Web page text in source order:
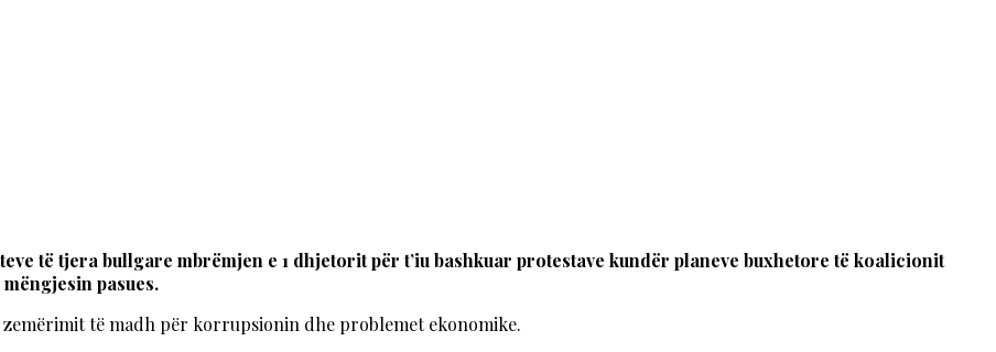
të tjera bullgare mbrëmjen e 1 dhjetorit për t’iu bashkuar protestave kundër planeve buxhetore të koalicionit
pasues.
të madh për korrupsionin dhe problemet ekonomike.